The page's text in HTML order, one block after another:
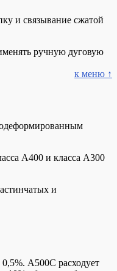
и связывание сжатой
ручную дуговую
к меню ↑
А400 и класса А300
и
А500С расходует